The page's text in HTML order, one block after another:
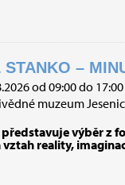
STANKO –
od 09:00 do
muzeum
výběr z
reality,